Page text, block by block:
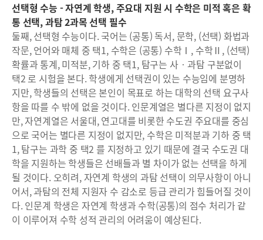
선택형 수능 - 자연계 학생, 주요대 지원 시 수학은 미적 혹은 확
통 선택, 과탐 2과목 선택 필수
둘째, 선택형 수능이다. 국어는 (공통) 독서, 문학, (선택) 화법과
작문, 언어와 매체 중 택1, 수학은 (공통) 수학Ⅰ, 수학Ⅱ, (선택)
확률과 통계, 미적분, 기하 중 택1, 탐구는 사‧과탐 구분없이
택2 로 시험을 본다. 학생에게 선택권이 있는 수능임에 분명하
지만, 학생들의 선택은 본인이 목표로 하는 대학의 선택 요구사
항을 따를 수 밖에 없을 것이다. 인문계열은 별다른 지정이 없지
만, 자연계열은 서울대, 연고대를 비롯한 수도권 주요대를 중심
으로 국어는 별다른 지정이 없지만, 수학은 미적분과 기하 중 택
1, 탐구는 과학 중 택2 를 지정하고 있기 때문에 결국 수도권 대
학을 지원하는 학생들은 선배들과 별 차이가 없는 선택을 하게
될 것이다. 오히려, 자연계 학생의 과탐 선택이 의무사항이 아니
어서, 과탐의 전체 지원자 수 감소로 등급 관리가 힘들어질 것이
다. 인문계 학생은 자연계 학생과 수학(공통)의 점수 처리가 같
이 이루어져 수학 성적 관리의 어려움이 예상된다.